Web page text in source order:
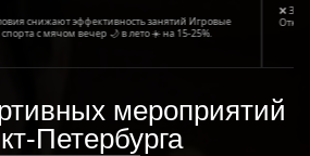
снижают эффективность занятий Игровые
с мячом вечер 🌙 в лето ☀️ на 15-25%.
❌
мероприятий
Петербурга